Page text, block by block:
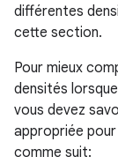
différentes
cette section.
Pour mieux
densités
vous devez
appropriée
comme suit: